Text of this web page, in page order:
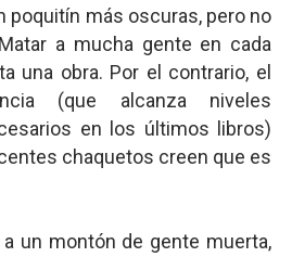
poquitín más oscuras, pero no
a mucha gente en cada
una obra. Por el contrario, el
(que alcanza niveles
en los últimos libros)
chaquetos creen que es
un montón de gente muerta,